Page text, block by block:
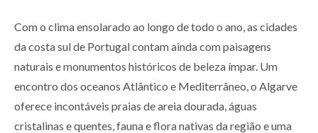
Com o clima ensolarado ao longo de todo o ano, as cidades
da costa sul de Portugal contam ainda com paisagens
naturais e monumentos históricos de beleza ímpar. Um
encontro dos oceanos Atlântico e Mediterrâneo, o Algarve
oferece incontáveis praias de areia dourada, águas
cristalinas e quentes, fauna e flora nativas da região e uma